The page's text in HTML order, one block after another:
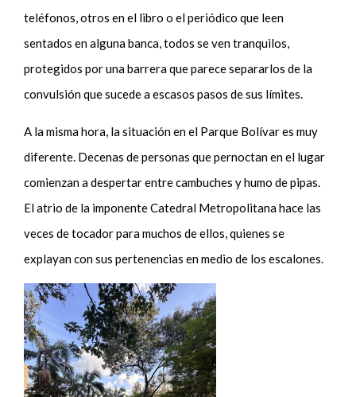
teléfonos, otros en el libro o el periódico que leen
sentados en alguna banca, todos se ven tranquilos,
protegidos por una barrera que parece separarlos de la
convulsión que sucede a escasos pasos de sus límites.
A la misma hora, la situación en el Parque Bolívar es muy
diferente. Decenas de personas que pernoctan en el lugar
comienzan a despertar entre cambuches y humo de pipas.
El atrio de la imponente Catedral Metropolitana hace las
veces de tocador para muchos de ellos, quienes se
explayan con sus pertenencias en medio de los escalones.